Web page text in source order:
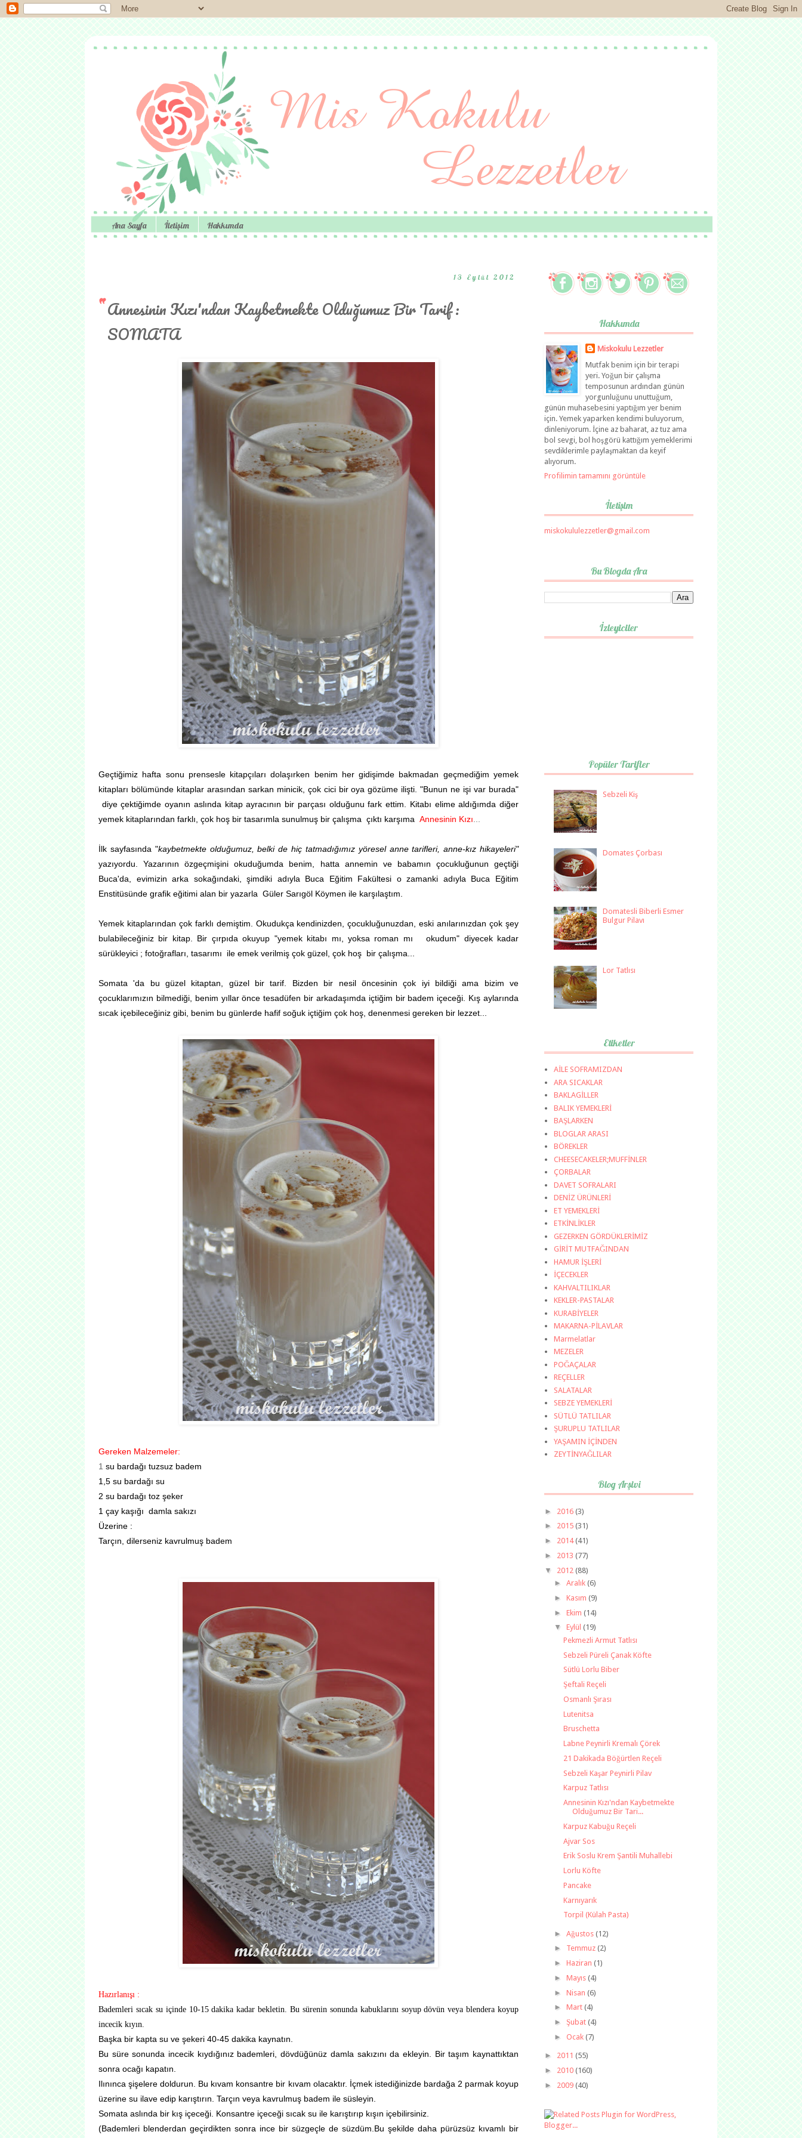
Ana Sayfa İletişim Hakkımda
13 Eylül 2012
Annesinin Kızı'ndan Kaybetmekte Olduğumuz Bir Tarif :
SOMATA
Geçtiğimiz hafta sonu prensesle kitapçıları dolaşırken benim her gidişimde bakmadan geçmediğim yemek
kitapları bölümünde kitaplar arasından sarkan minicik, çok cici bir oya gözüme ilişti. "Bunun ne işi var burada"
diye çektiğimde oyanın aslında kitap ayracının bir parçası olduğunu fark ettim. Kitabı elime aldığımda diğer
yemek kitaplarından farklı, çok hoş bir tasarımla sunulmuş bir çalışma çıktı karşıma Annesinin Kızı
İlk sayfasında "kaybetmekte olduğumuz, belki de hiç tatmadığımız yöresel anne tarifleri, anne-kız hikayeleri"
yazıyordu. Yazarının özgeçmişini okuduğumda benim, hatta annemin ve babamın çocukluğunun geçtiği
Buca'da, evimizin arka sokağındaki, şimdiki adıyla Buca Eğitim Fakültesi o zamanki adıyla Buca Eğitim
Enstitüsünde grafik eğitimi alan bir yazarla Güler Sarıgöl Köymen ile karşılaştım.
Yemek kitaplarından çok farklı demiştim. Okudukça kendinizden, çocukluğunuzdan, eski anılarınızdan çok şey
bulabileceğiniz bir kitap. Bir çırpıda okuyup "yemek kitabı mı, yoksa roman mı okudum" diyecek kadar
sürükleyici ; fotoğrafları, tasarımı ile emek verilmiş çok güzel, çok hoş bir çalışma...
Somata 'da bu güzel kitaptan, güzel bir tarif. Bizden bir nesil öncesinin çok iyi bildiği ama bizim ve
çocuklarımızın bilmediği, benim yıllar önce tesadüfen bir arkadaşımda içtiğim bir badem içeceği. Kış aylarında
sıcak içebileceğiniz gibi, benim bu günlerde hafif soğuk içtiğim çok hoş, denenmesi gereken bir lezzet...
Gereken Malzemeler:
1 su bardağı tuzsuz badem
1,5 su bardağı su
2 su bardağı toz şeker
1 çay kaşığı damla sakızı
Üzerine :
Tarçın, dilerseniz kavrulmuş badem
Hazırlanışı :
Bademleri sıcak su içinde 10-15 dakika kadar bekletin. Bu sürenin sonunda kabuklarını soyup dövün veya blendera koyup
incecik kıyın.
Başka bir kapta su ve şekeri 40-45 dakika kaynatın.
Bu süre sonunda incecik kıydığınız bademleri, dövdüğünüz damla sakızını da ekleyin. Bir taşım kaynattıktan
sonra ocağı kapatın.
Ilınınca şişelere doldurun. Bu kıvam konsantre bir kıvam olacaktır. İçmek istediğinizde bardağa 2 parmak koyup
üzerine su ilave edip karıştırın. Tarçın veya kavrulmuş badem ile süsleyin.
Somata aslında bir kış içeceği. Konsantre içeceği sıcak su ile karıştırıp kışın içebilirsiniz.
(Bademleri blenderdan geçirdikten sonra ince bir süzgeçle de süzdüm.Bu şekilde daha pürüzsüz kıvamlı bir
Hakkımda
Miskokulu Lezzetler
Mutfak benim için bir terapi
yeri. Yoğun bir çalışma
temposunun ardından günün
yorgunluğunu unuttuğum,
günün muhasebesini yaptığım yer benim
için. Yemek yaparken kendimi buluyorum,
dinleniyorum. İçine az baharat, az tuz ama
bol sevgi, bol hoşgörü kattığım yemeklerimi
sevdiklerimle paylaşmaktan da keyif
alıyorum.
Profilimin tamamını görüntüle
İletişim
miskokululezzetler@gmail.com
Bu Blogda Ara
İzleyiciler
Popüler Tarifler
Sebzeli Kiş
Domates Çorbası
Domatesli Biberli Esmer
Bulgur Pilavı
Lor Tatlısı
Etiketler
AİLE SOFRAMIZDAN
ARA SICAKLAR
BAKLAGİLLER
BALIK YEMEKLERİ
BAŞLARKEN
BLOGLAR ARASI
BÖREKLER
CHEESECAKELER;MUFFİNLER
ÇORBALAR
DAVET SOFRALARI
DENİZ ÜRÜNLERİ
ET YEMEKLERİ
ETKİNLİKLER
GEZERKEN GÖRDÜKLERİMİZ
GİRİT MUTFAĞINDAN
HAMUR İŞLERİ
İÇECEKLER
KAHVALTILIKLAR
KEKLER-PASTALAR
KURABİYELER
MAKARNA-PİLAVLAR
Marmelatlar
MEZELER
POĞAÇALAR
REÇELLER
SALATALAR
SEBZE YEMEKLERİ
SÜTLÜ TATLILAR
ŞURUPLU TATLILAR
YAŞAMIN İÇİNDEN
ZEYTİNYAĞLILAR
Blog Arşivi
► 2016 (3)
► 2015 (31)
► 2014(41)
► 2013 (77)
▼ 2012 (88)
► Aralık (6)
► Kasım (9)
► Ekim (14)
▼ Eylül (19)
Pekmezli Armut Tatlısı
Sebzeli Püreli Çanak Köfte
Sütlü Lorlu Biber
Şeftali Reçeli
Osmanlı Şırası
Lutenitsa
Bruschetta
Labne Peynirli Kremalı Çörek
21 Dakikada Böğürtlen Reçeli
Sebzeli Kaşar Peynirli Pilav
Karpuz Tatlısı
Annesinin Kızı'ndan Kaybetmekte
Olduğumuz Bir Tari...
Karpuz Kabuğu Reçeli
Ajvar Sos
Erik Soslu Krem Şantili Muhallebi
Lorlu Köfte
Pancake
Karnıyarık
Torpil (Külah Pasta)
► Ağustos (12)
► Temmuz (2)
► Haziran (1)
► Mayıs (4)
► Nisan (6)
► Mart (4)
► Şubat (4)
► Ocak (7)
► 2011 (55)
► 2010 (160)
► 2009 (40)